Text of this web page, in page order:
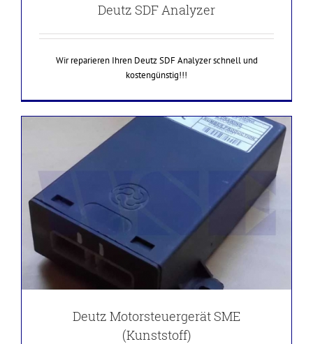
Deutz SDF Analyzer
Wir reparieren Ihren Deutz SDF Analyzer schnell und
kostengünstig!!!
Deutz Motorsteuergerät SME
(Kunststoff)